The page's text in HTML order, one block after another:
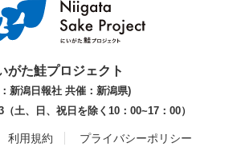
がた鮭プロジェクト
新潟日報社 共催：新潟県)
土、日、祝日を除く10：00~17：00）
利用規約 プライバシーポリシー